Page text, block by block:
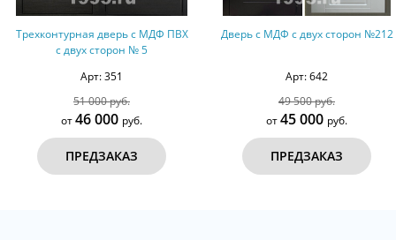
Трехконтурная дверь с МДФ ПВХ
с двух сторон № 5
Арт: 351
51 000 руб.
от46 000 руб.
ПРЕДЗАКАЗ
Дверь с МДФ с двух сторон №212
Арт: 642
49 500 руб.
от45 000 руб.
ПРЕДЗАКАЗ